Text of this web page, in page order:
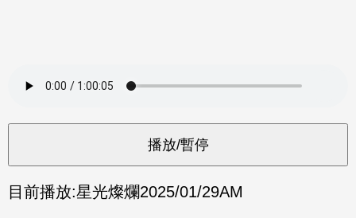
目前播放:星光燦爛2025/01/29AM